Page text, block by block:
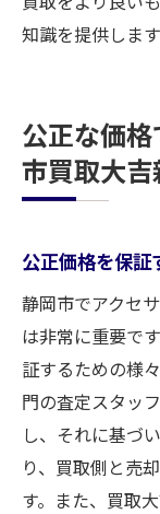
知識を提供しま
公正な価
市買取大
公正価格を保証
静岡市でアクセ
は非常に重要で
証するための様
門の査定スタッ
し、それに基づ
り、買取側と売
す。また、買取